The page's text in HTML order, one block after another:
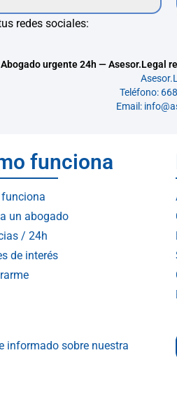
redes sociales:
Abogado urgente 24h — Asesor.Legal
Teléfono:
Email:
funciona
un abogado
/ 24h
de interés
informado sobre nuestra